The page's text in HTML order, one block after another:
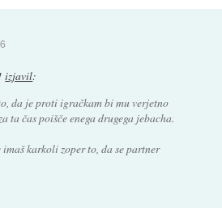
izjavil:
da je proti igračkam bi mu verjetno
ta čas poišče enega drugega jebacha.
karkoli zoper to, da se partner